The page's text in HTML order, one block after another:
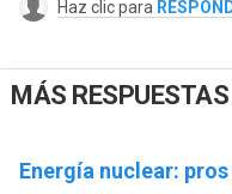
Haz clic para
MÁS
Energía nuclear: